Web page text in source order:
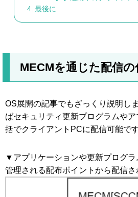
最後に
MECMを通じた配信の
OS展開の記事でもざっくり説明し
ばセキュリティ更新プログラムや
括でクライアントPCに配信可能です
▼アプリケーションや更新プログラ
管理される配布ポイントから配信さ